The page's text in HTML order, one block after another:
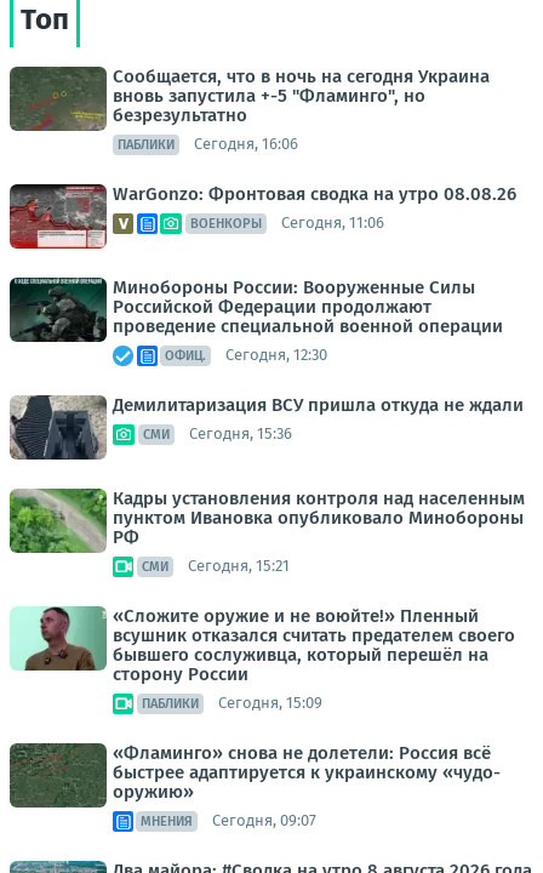
Топ
Сообщается, что в ночь на сегодня Украина
вновь запустила +-5 "Фламинго", но
безрезультатно
ПАБЛИКИ Сегодня, 16:06
WarGonzo: Фронтовая сводка на утро 08.08.26
ВОЕНКОРЫ Сегодня, 11:06
Минобороны России: Вооруженные Силы
Российской Федерации продолжают
проведение специальной военной операции
ОФИЦ. Сегодня, 12:30
Демилитаризация ВСУ пришла откуда не ждали
СМИ Сегодня, 15:36
Кадры установления контроля над населенным
пунктом Ивановка опубликовало Минобороны
РФ
СМИ Сегодня, 15:21
«Сложите оружие и не воюйте!» Пленный
всушник отказался считать предателем своего
бывшего сослуживца, который перешёл на
сторону России
ПАБЛИКИ Сегодня, 15:09
«Фламинго» снова не долетели: Россия всё
быстрее адаптируется к украинскому «чудо-
оружию»
МНЕНИЯ Сегодня, 09:07